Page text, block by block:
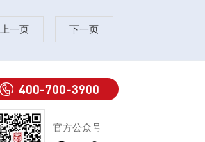
上一页 下一页
400-700-3900
官方公众号